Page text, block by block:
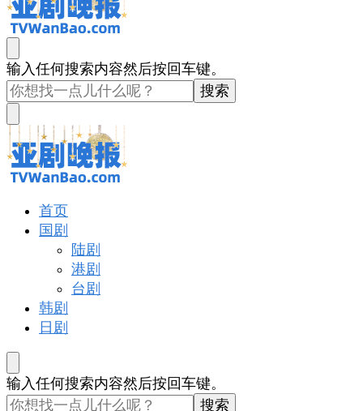
亚剧晚报
戏里戏外看亚洲
找
什
么
东
西
吗?
输入任何搜索内容然后按回车键。
亚剧晚报
戏里戏外看亚洲
首页
国剧
陆剧
港剧
台剧
韩剧
日剧
找
什
输入任何搜索内容然后按回车键。